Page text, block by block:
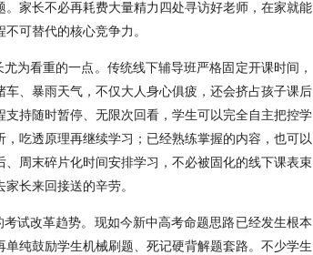
家长不必再耗费大量精力四处寻访好老师，在家就能
可替代的核心竞争力。
为看重的一点。传统线下辅导班严格固定开课时间，
、暴雨天气，不仅大人身心俱疲，还会挤占孩子课后
持随时暂停、无限次回看，学生可以完全自主把控学
吃透原理再继续学习；已经熟练掌握的内容，也可以
周末碎片化时间安排学习，不必被固化的线下课表束
长来回接送的辛劳。
试改革趋势。现如今新中高考命题思路已经发生根本
纯鼓励学生机械刷题、死记硬背解题套路。不少学生